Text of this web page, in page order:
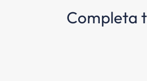
Completa